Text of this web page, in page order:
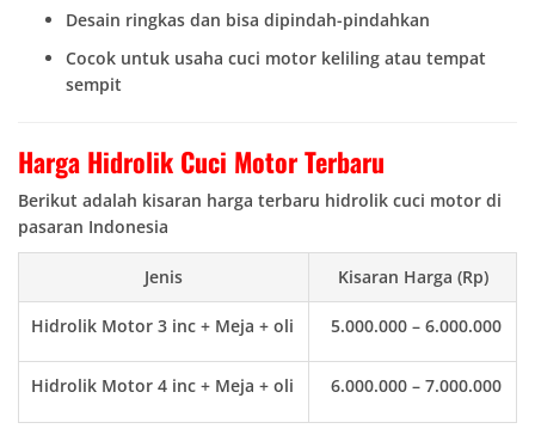
Desain ringkas dan bisa dipindah-pindahkan
Cocok untuk usaha cuci motor keliling atau tempat
sempit
Harga Hidrolik Cuci Motor Terbaru
Berikut adalah kisaran harga terbaru hidrolik cuci motor di
pasaran Indonesia
Jenis Kisaran Harga (Rp)
Hidrolik Motor 3 inc + Meja + oli 5.000.000 – 6.000.000
Hidrolik Motor 4 inc + Meja + oli 6.000.000 – 7.000.000